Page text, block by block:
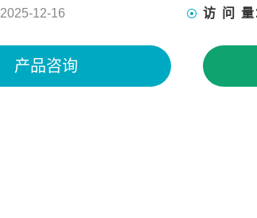
2025-12-16 访 问 量
产品咨询